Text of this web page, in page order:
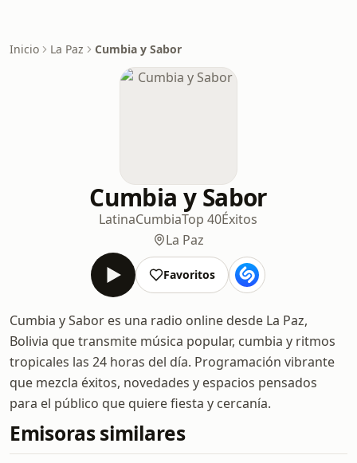
Inicio La Paz Cumbia y Sabor
Cumbia y Sabor
LatinaCumbiaTop 40Éxitos
La Paz
Favoritos
Cumbia y Sabor es una radio online desde La Paz,
Bolivia que transmite música popular, cumbia y ritmos
tropicales las 24 horas del día. Programación vibrante
que mezcla éxitos, novedades y espacios pensados
para el público que quiere fiesta y cercanía.
Emisoras similares